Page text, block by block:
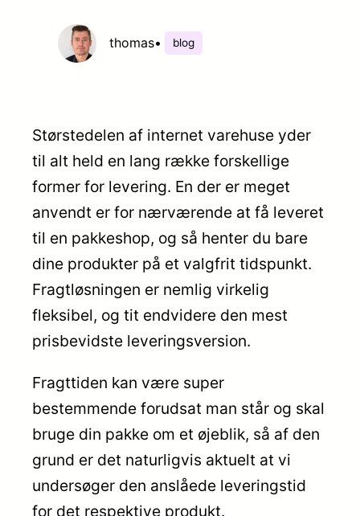
thomas• blog
Størstedelen af internet varehuse yder
til alt held en lang række forskellige
former for levering. En der er meget
anvendt er for nærværende at få leveret
til en pakkeshop, og så henter du bare
dine produkter på et valgfrit tidspunkt.
Fragtløsningen er nemlig virkelig
fleksibel, og tit endvidere den mest
prisbevidste leveringsversion.
Fragttiden kan være super
bestemmende forudsat man står og skal
bruge din pakke om et øjeblik, så af den
grund er det naturligvis aktuelt at vi
undersøger den anslåede leveringstid
for det respektive produkt.